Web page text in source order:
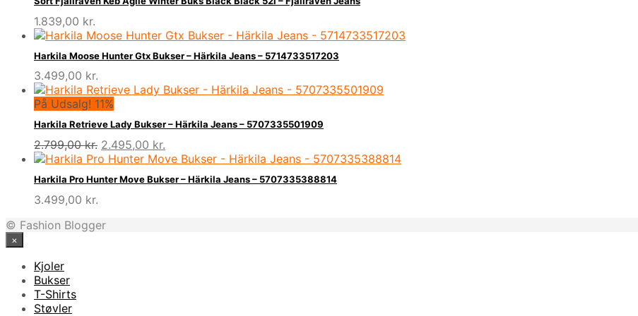
1.839,00 kr.
Harkila Moose Hunter Gtx Bukser – Härkila Jeans – 5714733517203
3.499,00 kr.
På Udsalg! 11%
Harkila Retrieve Lady Bukser – Härkila Jeans – 5707335501909
2.799,00kr. Den
oprindelige
var:
2.495,00 kr.
aktuelle
er:
Harkila Pro Hunter Move Bukser – Härkila Jeans – 5707335388814
3.499,00 kr.
© Fashion Blogger
×
Kjoler
Bukser
T-Shirts
Støvler